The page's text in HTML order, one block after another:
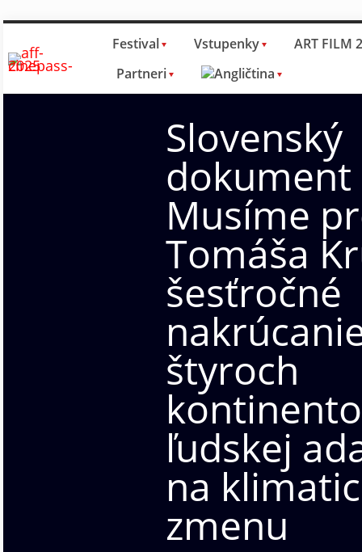
Festival Vstupenky
ART FILM
Partneri
Slovenský
dokument
Musíme
Tomáša
šesťročné
štyroch
ľudskej
na
zmenu